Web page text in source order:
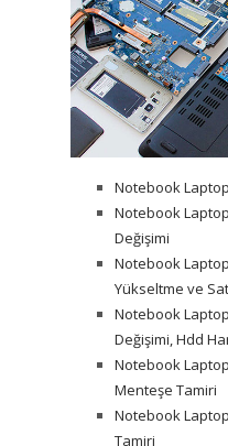
Notebook
Notebook
Değişimi
Notebook
Yükseltme ve
Notebook
Değişimi, Hdd
Notebook
Menteşe Tamiri
Notebook
Tamiri